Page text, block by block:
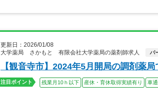
更新日：2026/01/08
大学薬局 さかもと 有限会社大学薬局の薬剤師求人
パ
【観音寺市】2024年5月開局の調剤薬局
注目ポイント 残業月10ｈ以下 産休・育休取得実績有り 車